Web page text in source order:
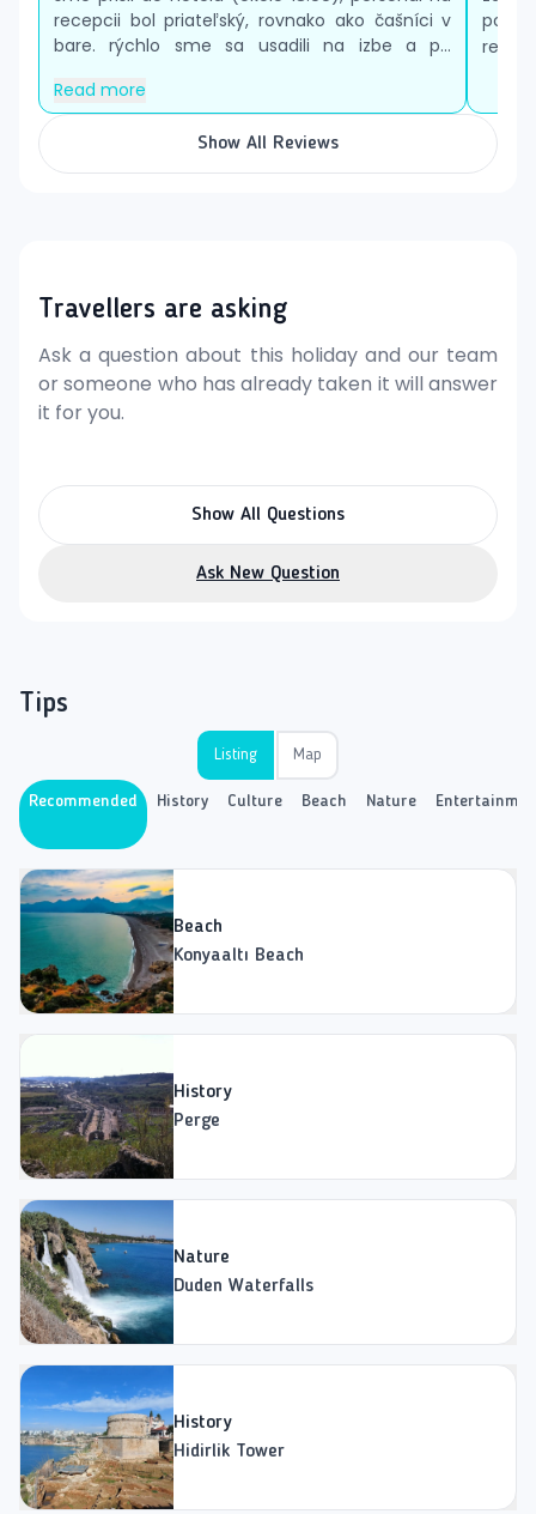
recepcii bol priateľský, rovnako ako čašníci v
bare. rýchlo sme sa usadili na izbe a p...
Read more
Show All Reviews
Travellers are asking
Ask a question about this holiday and our team
or someone who has already taken it will answer
it for you.
Show All Questions
Ask New Question
Tips
Listing Map
Recommended History Culture Beach Nature
Beach
Konyaaltı Beach
History
Perge
Nature
Duden Waterfalls
History
Hidirlik Tower